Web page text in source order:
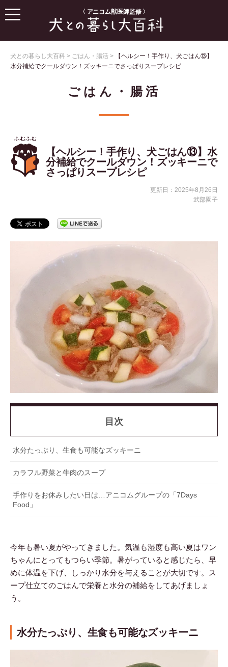
〈 アニコム獣医師監修 〉
犬との暮らし大百科 > ごはん・腸活 >
【ヘルシー！手作り、犬ごはん⑬】
水分補給でクールダウン！ズッキーニでさっぱりスープレシピ
ごはん・腸活
【ヘルシー！手作り、犬ごはん⑬】水
分補給でクールダウン！ズッキーニで
さっぱりスープレシピ
更新日：2025年8月26日
武部園子
目次
水分たっぷり、生食も可能なズッキーニ
カラフル野菜と牛肉のスープ
手作りをお休みしたい日は…アニコムグループの「7Days
Food」
今年も暑い夏がやってきました。気温も湿度も高い夏はワン
ちゃんにとってもつらい季節。暑がっていると感じたら、早
めに体温を下げ、しっかり水分を与えることが大切です。ス
ープ仕立てのごはんで栄養と水分の補給をしてあげましょ
う。
水分たっぷり、生食も可能なズッキーニ